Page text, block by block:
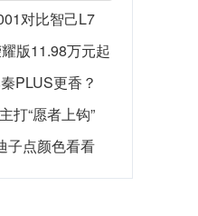
对比智己L7
版11.98万元起
PLUS更香？
打“愿者上钩”
子点颜色看看